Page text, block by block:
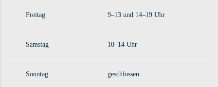
Freitag 9–13 und 14–19 Uhr
Samstag 10–14 Uhr
Sonntag geschlossen